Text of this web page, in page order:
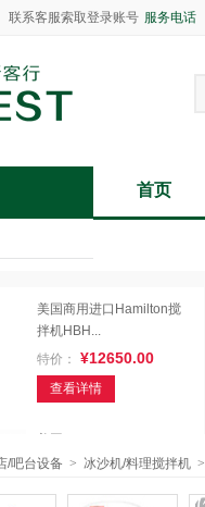
联系客服索取登录账号 服务电话
首页
美国商用进口Hamilton搅
拌机HBH...
特价：
¥12650.00
查看详情
/吧台设备 > 冰沙机/料理搅拌机 >